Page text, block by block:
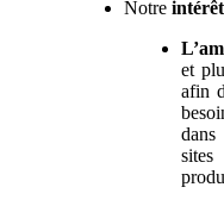
Notre
et
afin